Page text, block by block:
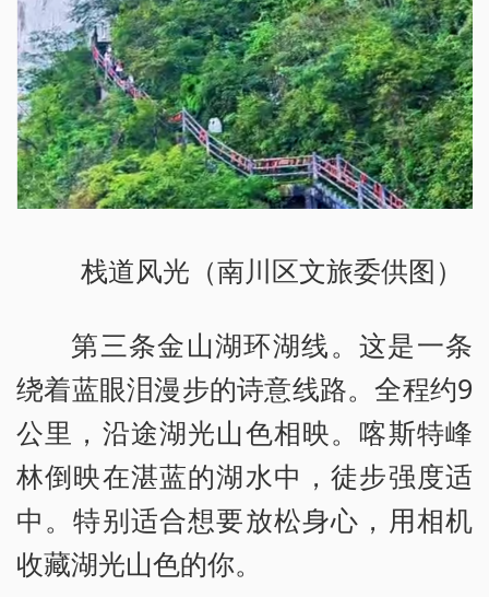
栈道风光（南川区文旅委供图）
第三条金山湖环湖线。这是一条
绕着蓝眼泪漫步的诗意线路。全程约9
公里，沿途湖光山色相映。喀斯特峰
林倒映在湛蓝的湖水中，徒步强度适
中。特别适合想要放松身心，用相机
收藏湖光山色的你。